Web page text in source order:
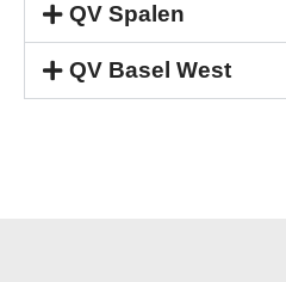
QV Spalen
QV Basel West